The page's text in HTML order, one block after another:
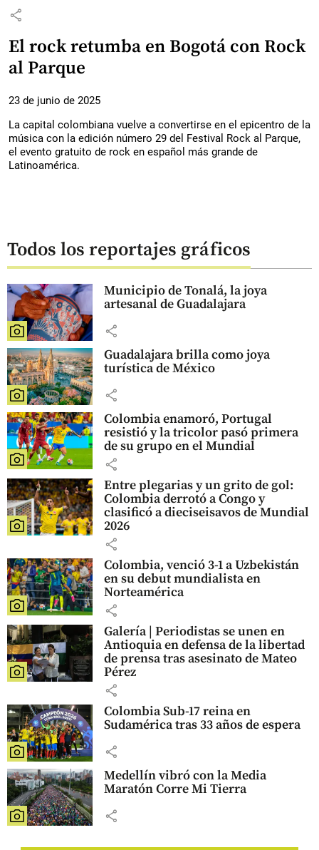
share
El rock retumba en Bogotá con Rock
al Parque
23 de junio de 2025
La capital colombiana vuelve a convertirse en el epicentro de la
música con la edición número 29 del Festival Rock al Parque,
el evento gratuito de rock en español más grande de
Latinoamérica.
Todos los reportajes gráficos
Municipio de Tonalá, la joya
artesanal de Guadalajara
share
Guadalajara brilla como joya
turística de México
share
Colombia enamoró, Portugal
resistió y la tricolor pasó primera
de su grupo en el Mundial
share
Entre plegarias y un grito de gol:
Colombia derrotó a Congo y
clasificó a dieciseisavos de Mundial
2026
share
Colombia, venció 3-1 a Uzbekistán
en su debut mundialista en
Norteamérica
share
Galería | Periodistas se unen en
Antioquia en defensa de la libertad
de prensa tras asesinato de Mateo
Pérez
share
Colombia Sub-17 reina en
Sudamérica tras 33 años de espera
share
Medellín vibró con la Media
Maratón Corre Mi Tierra
share